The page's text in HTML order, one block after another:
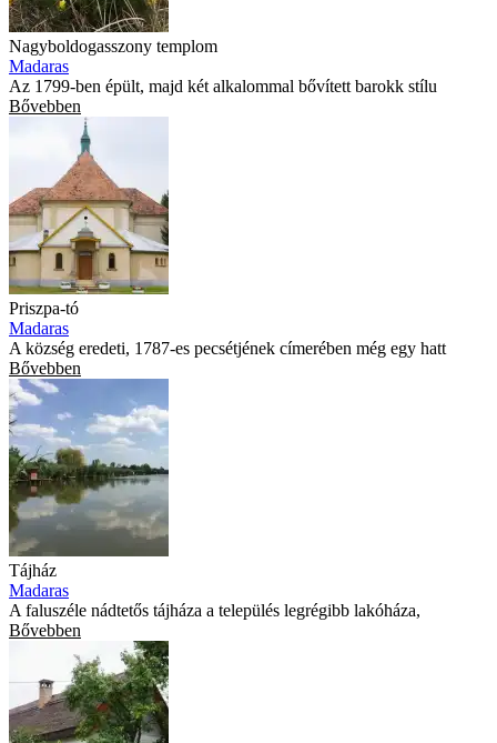
Nagyboldogasszony templom
Madaras
Az 1799-ben épült, majd két alkalommal bővített barokk stílu
Bővebben
Priszpa-tó
Madaras
A község eredeti, 1787-es pecsétjének címerében még egy hatt
Bővebben
Tájház
Madaras
A faluszéle nádtetős tájháza a település legrégibb lakóháza,
Bővebben